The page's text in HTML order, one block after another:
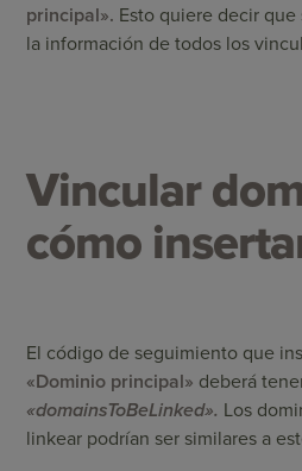
principal». Esto quiere decir
la información de todos los
Vincular
cómo
El código de seguimiento que
«Dominio principal» deberá
«domainsToBeLinked». Los
linkear podrían ser similares a